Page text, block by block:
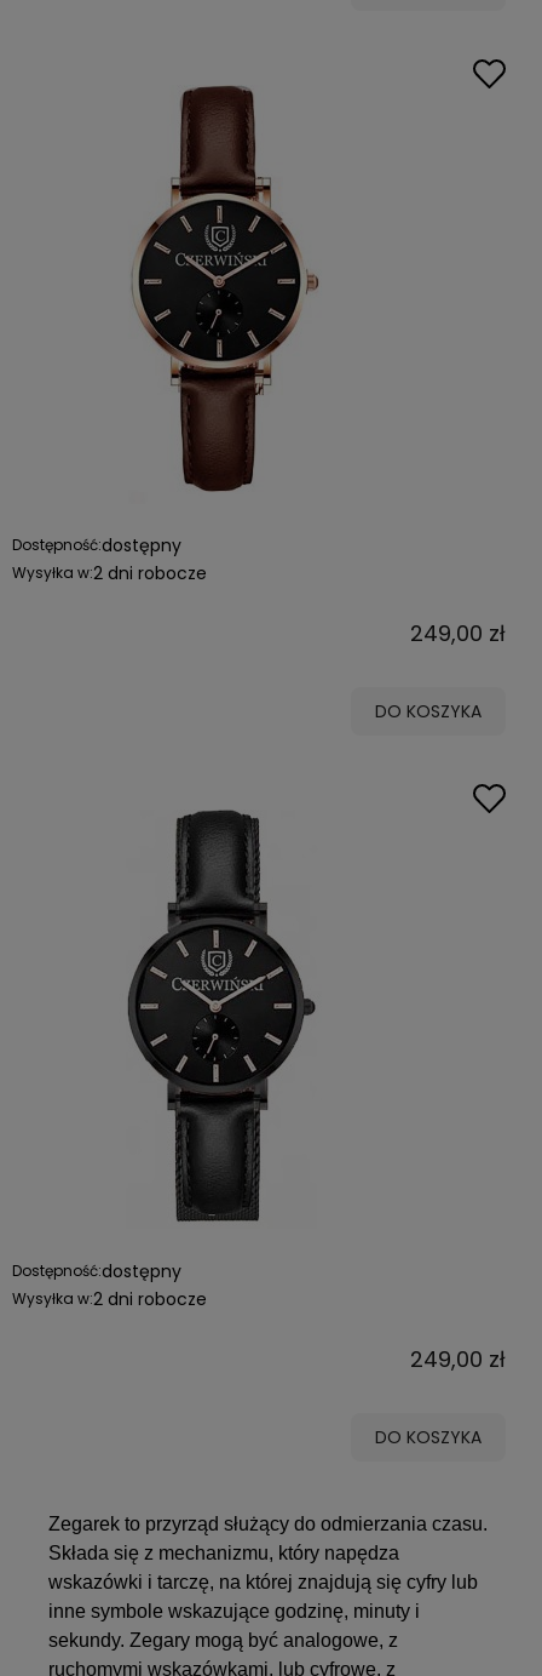
Dostępność:dostępny
Wysyłka w:2 dni robocze
249,00 zł
DO KOSZYKA
Dostępność:dostępny
Wysyłka w:2 dni robocze
249,00 zł
DO KOSZYKA
Zegarek to przyrząd służący do odmierzania czasu.
Składa się z mechanizmu, który napędza
wskazówki i tarczę, na której znajdują się cyfry lub
inne symbole wskazujące godzinę, minuty i
sekundy. Zegary mogą być analogowe, z
ruchomymi wskazówkami, lub cyfrowe, z